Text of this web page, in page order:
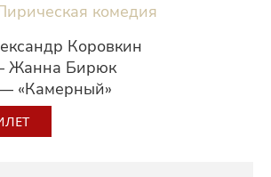
Коровкин
Жанна Бирюк
«Камерный»
комедия